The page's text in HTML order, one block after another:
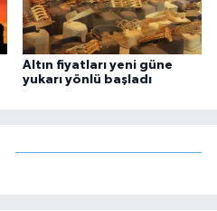
Altın fiyatları yeni güne
yukarı yönlü başladı